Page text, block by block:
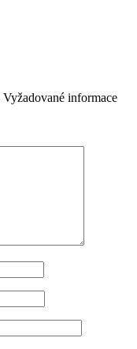
Vyžadované informace